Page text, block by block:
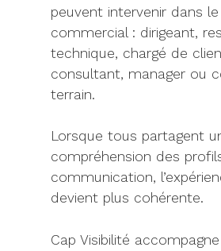
peuvent intervenir dans
commercial : dirigeant,
technique, chargé de
consultant, manager ou
terrain.
Lorsque tous partagent
compréhension des
communication,
devient plus cohérente.
Cap Visibilité